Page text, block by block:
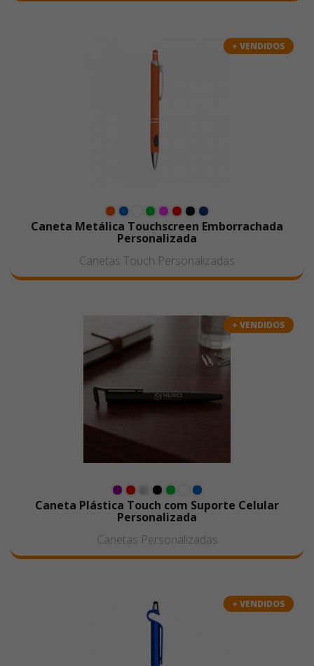
+ VENDIDOS
Caneta Metálica Touchscreen Emborrachada
Personalizada
Canetas Touch Personalizadas
+ VENDIDOS
Caneta Plástica Touch com Suporte Celular
Personalizada
Canetas Personalizadas
+ VENDIDOS